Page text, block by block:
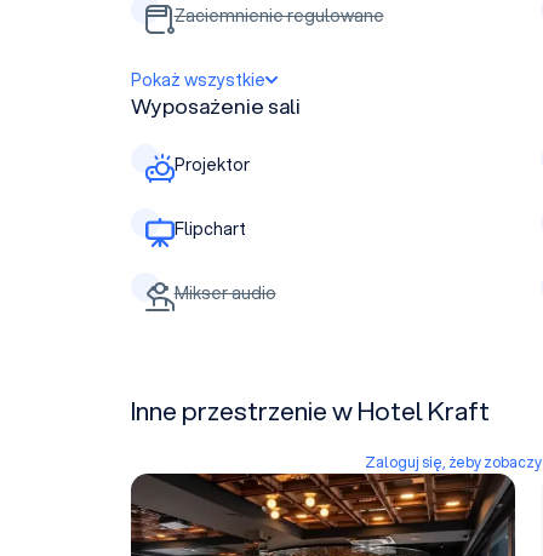
Zaciemnienie regulowane
Pokaż wszystkie
Wyposażenie sali
Projektor
Flipchart
Mikser audio
Inne przestrzenie w Hotel Kraft
Zaloguj się, żeby
Sala Panorama